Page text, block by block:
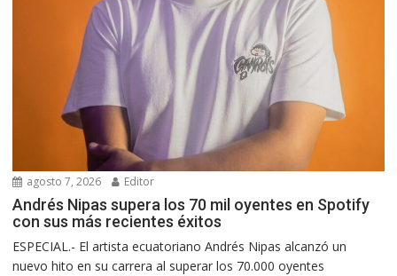
agosto 7, 2026 Editor
Andrés Nipas supera los 70 mil oyentes en Spotify
con sus más recientes éxitos
ESPECIAL.- El artista ecuatoriano Andrés Nipas alcanzó un
nuevo hito en su carrera al superar los 70.000 oyentes